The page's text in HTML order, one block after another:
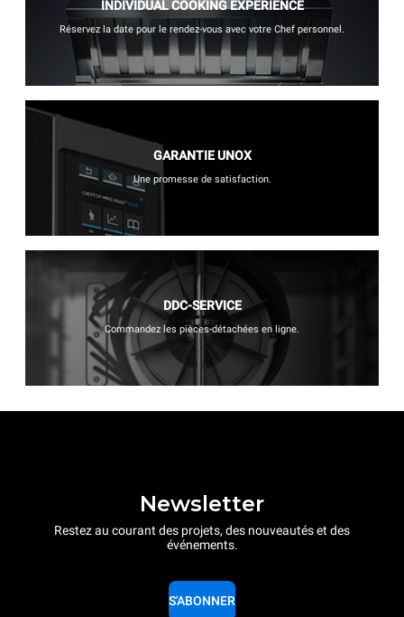
INDIVIDUAL COOKING EXPERIENCE
Réservez la date pour le rendez-vous avec votre Chef personnel.
GARANTIE UNOX
Une promesse de satisfaction.
DDC-SERVICE
Commandez les pièces-détachées en ligne.
Newsletter
Restez au courant des projets, des nouveautés et des
événements.
S'ABONNER